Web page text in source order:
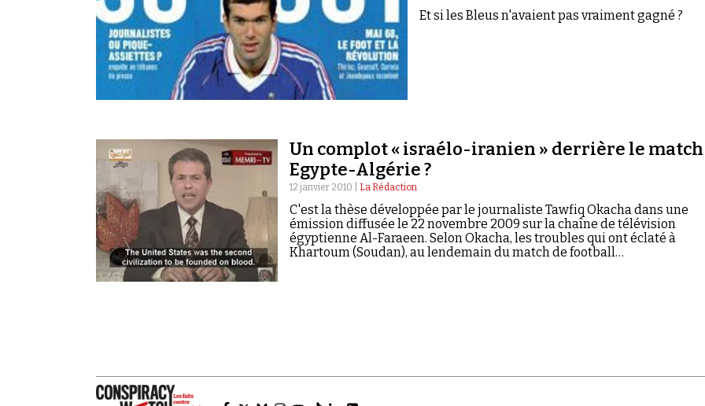
Et si les Bleus n'avaient pas vraiment gagné ?
Un complot « israélo-iranien » derrière le match
Egypte-Algérie ?
12 janvier 2010 | La Rédaction
C'est la thèse développée par le journaliste Tawfiq Okacha dans une
émission diffusée le 22 novembre 2009 sur la chaîne de télévision
égyptienne Al-Faraeen. Selon Okacha, les troubles qui ont éclaté à
Khartoum (Soudan), au lendemain du match de football…